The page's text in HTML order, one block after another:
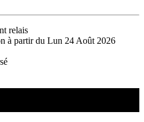
relais
à partir du Lun 24 Août 2026